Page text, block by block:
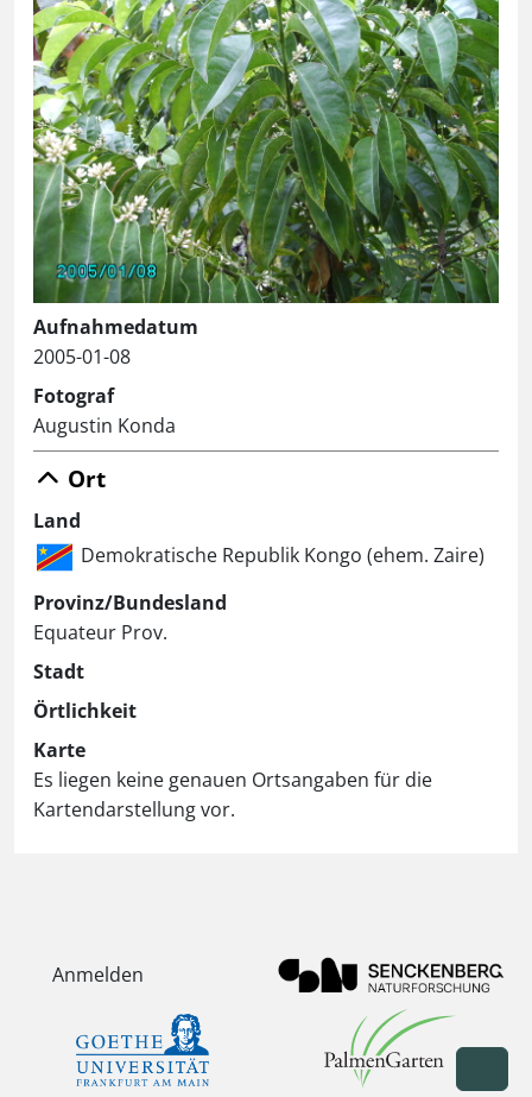
Aufnahmedatum
2005-01-08
Fotograf
Augustin Konda
Ort
Land
Demokratische Republik Kongo (ehem. Zaire)
Provinz/Bundesland
Equateur Prov.
Stadt
Örtlichkeit
Karte
Es liegen keine genauen Ortsangaben für die
Kartendarstellung vor.
Anmelden